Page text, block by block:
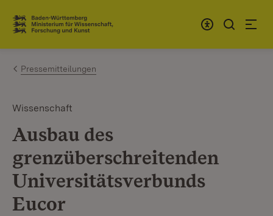
Zum Inhalt springen
Link zur Startseite
Pressemitteilungen
Wissenschaft
Ausbau des
grenzüberschreitenden
Universitätsverbunds
Eucor